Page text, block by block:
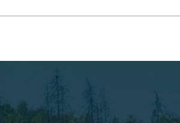
municipalities that are part of the